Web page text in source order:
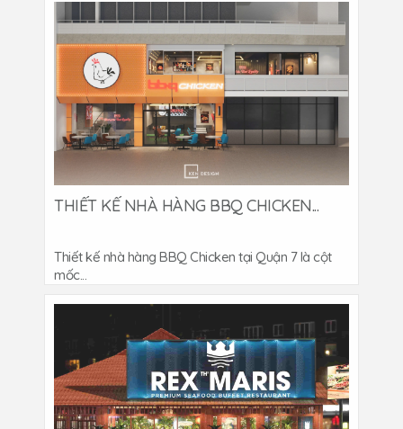
THIẾT KẾ NHÀ HÀNG BBQ CHICKEN...
Thiết kế nhà hàng BBQ Chicken tại Quận 7 là cột
mốc...